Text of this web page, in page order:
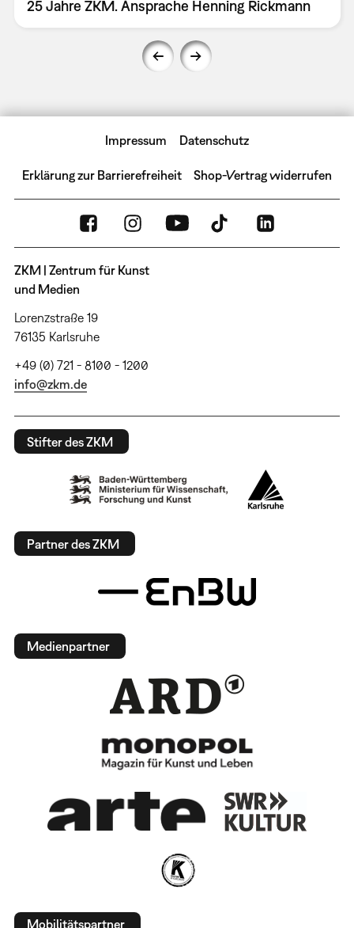
25 Jahre ZKM. Ansprache Henning Rickmann
Impressum Datenschutz
Erklärung zur Barrierefreiheit Shop-Vertrag widerrufen
ZKM | Zentrum für Kunst
und Medien
Lorenzstraße 19
76135 Karlsruhe
+49 (0) 721 - 8100 - 1200
info@zkm.de
Stifter des ZKM
Partner des ZKM
Medienpartner
Mobilitätspartner